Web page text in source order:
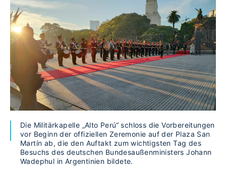
Die Militärkapelle „Alto Perú“ schloss die Vorbereitungen
vor Beginn der offiziellen Zeremonie auf der Plaza San
Martín ab, die den Auftakt zum wichtigsten Tag des
Besuchs des deutschen Bundesaußenministers Johann
Wadephul in Argentinien bildete.